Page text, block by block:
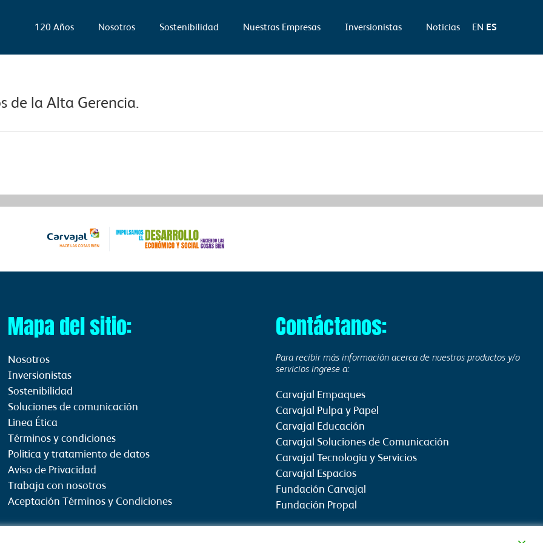
120 Años Nosotros Sostenibilidad Nuestras Empresas Inversionistas Noticias EN ES
de la Alta Gerencia.
Mapa del sitio:
Nosotros
Inversionistas
Sostenibilidad
Soluciones de comunicación
Línea Ética
Términos y condiciones
Politica y tratamiento de datos
Aviso de Privacidad
Trabaja con nosotros
Aceptación Términos y Condiciones
Contáctanos:
Para recibir más información acerca de nuestros productos y/o
servicios ingrese a:
Carvajal Empaques
Carvajal Pulpa y Papel
Carvajal Educación
Carvajal Soluciones de Comunicación
Carvajal Tecnología y Servicios
Carvajal Espacios
Fundación Carvajal
Fundación Propal